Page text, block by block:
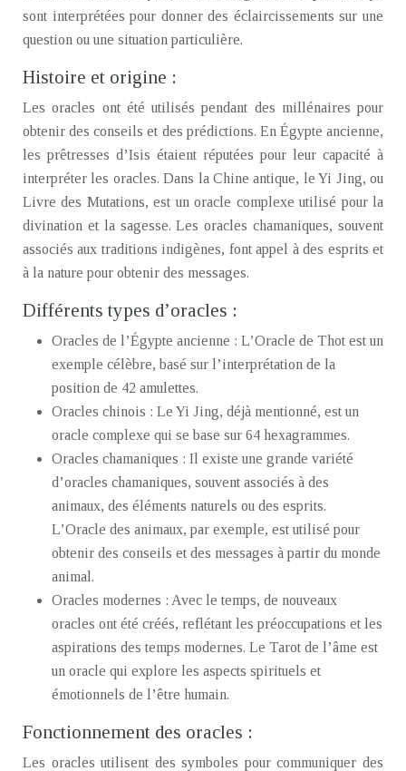
sont interprétées pour donner des éclaircissements sur une
question ou une situation particulière.
Histoire et origine :
Les oracles ont été utilisés pendant des millénaires pour
obtenir des conseils et des prédictions. En Égypte ancienne,
les prêtresses d’Isis étaient réputées pour leur capacité à
interpréter les oracles. Dans la Chine antique, le Yi Jing, ou
Livre des Mutations, est un oracle complexe utilisé pour la
divination et la sagesse. Les oracles chamaniques, souvent
associés aux traditions indigènes, font appel à des esprits et
à la nature pour obtenir des messages.
Différents types d’oracles :
Oracles de l’Égypte ancienne : L’Oracle de Thot est un
exemple célèbre, basé sur l’interprétation de la
position de 42 amulettes.
Oracles chinois : Le Yi Jing, déjà mentionné, est un
oracle complexe qui se base sur 64 hexagrammes.
Oracles chamaniques : Il existe une grande variété
d’oracles chamaniques, souvent associés à des
animaux, des éléments naturels ou des esprits.
L’Oracle des animaux, par exemple, est utilisé pour
obtenir des conseils et des messages à partir du monde
animal.
Oracles modernes : Avec le temps, de nouveaux
oracles ont été créés, reflétant les préoccupations et les
aspirations des temps modernes. Le Tarot de l’âme est
un oracle qui explore les aspects spirituels et
émotionnels de l’être humain.
Fonctionnement des oracles :
Les oracles utilisent des symboles pour communiquer des